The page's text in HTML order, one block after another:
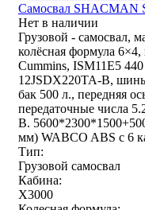
Самосвал SHACMAN
Нет в наличии
Грузовой - самосвал,
колёсная формула 6×4,
Cummins, ISM11E5
12JSDX220TA-B,
бак 500 л., передняя
передаточные числа
В.
мм) WABCO ABS с
Тип:
Грузовой самосвал
Кабина:
X3000